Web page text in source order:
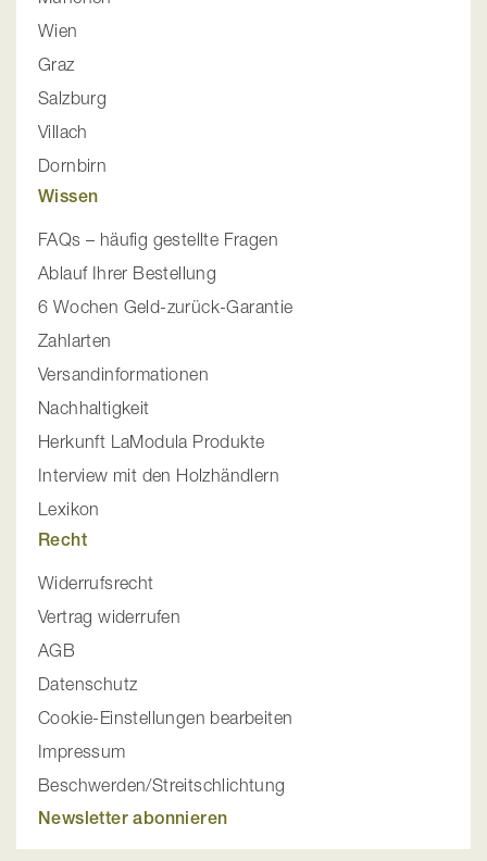
Wien
Graz
Salzburg
Villach
Dornbirn
Wissen
FAQs – häufig gestellte Fragen
Ablauf Ihrer Bestellung
6 Wochen Geld-zurück-Garantie
Zahlarten
Versandinformationen
Nachhaltigkeit
Herkunft LaModula Produkte
Interview mit den Holzhändlern
Lexikon
Recht
Widerrufsrecht
Vertrag widerrufen
AGB
Datenschutz
Cookie-Einstellungen bearbeiten
Impressum
Beschwerden/Streitschlichtung
Newsletter abonnieren